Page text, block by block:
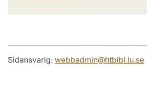
Sidansvarig: webbadmin@htbibl.lu.se